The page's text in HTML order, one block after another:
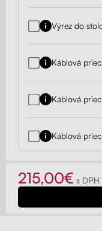
Výrez do
Káblová
Káblová
Káblová
215,00€ s DPH